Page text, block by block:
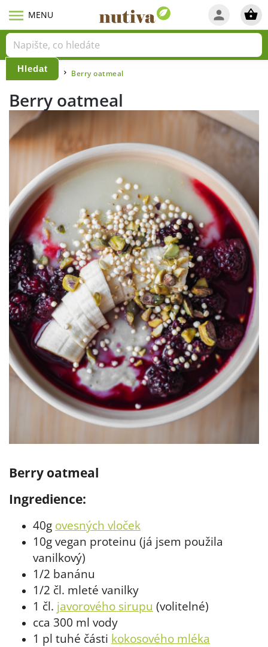
Hledat
Domů / Blog / Berry oatmeal
Berry oatmeal
Berry oatmeal
Ingredience:
40g ovesných vloček
10g vegan proteinu (já jsem použila
vanilkový)
1/2 banánu
1/2 čl. mleté ​​vanilky
1 čl. javorového sirupu (volitelné)
cca 300 ml vody
1 pl tuhé části kokosového mléka